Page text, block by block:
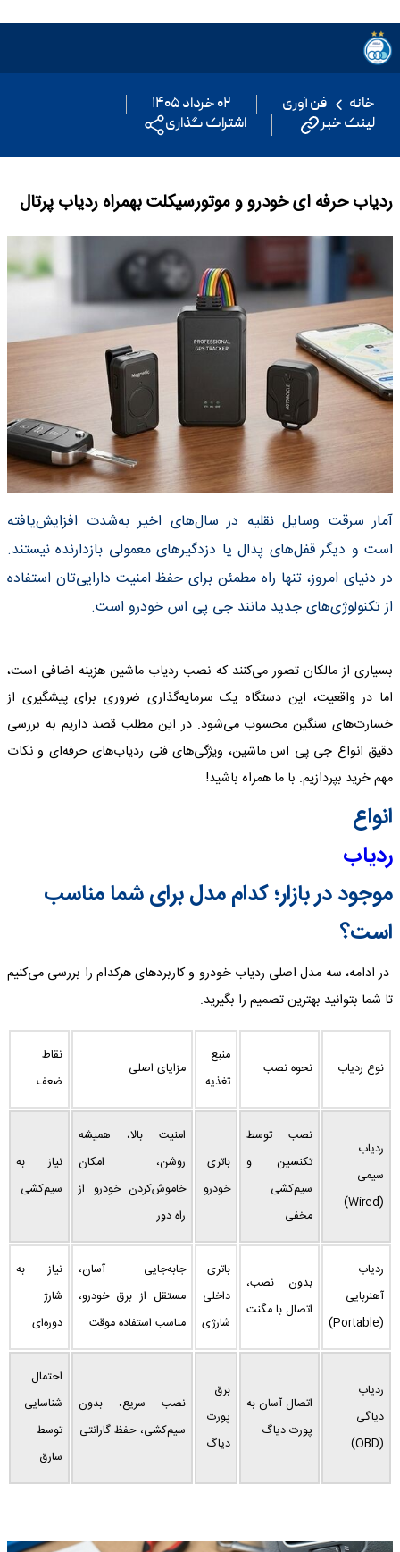
خانه فن آوری
۰۲ خرداد ۱۴۰۵
لینک خبر
اشتراک گذاری
ردیاب حرفه ای خودرو و موتورسیکلت بهمراه ردیاب پرتال
آمار سرقت وسایل نقلیه در سال‌های اخیر به‌شدت افزایش‌یافته
است و دیگر قفل‌های پدال یا دزدگیرهای معمولی بازدارنده نیستند.
در دنیای امروز، تنها راه مطمئن برای حفظ امنیت دارایی‌تان استفاده
از تکنولوژی‌های جدید مانند جی پی اس خودرو است.
بسیاری از مالکان تصور می‌کنند که نصب ردیاب ماشین هزینه اضافی است،
اما در واقعیت، این دستگاه یک سرمایه‌گذاری ضروری برای پیشگیری از
خسارت‌های سنگین محسوب می‌شود. در این مطلب قصد داریم به بررسی
دقیق انواع جی پی اس ماشین، ویژگی‌های فنی ردیاب‌های حرفه‌ای و نکات
مهم خرید بپردازیم. با ما همراه باشید!
انواع
ردیاب
موجود در بازار؛ کدام مدل برای شما مناسب
است؟
در ادامه، سه مدل اصلی ردیاب خودرو و کاربردهای هرکدام را بررسی می‌کنیم
تا شما بتوانید بهترین تصمیم را بگیرید.
نوع ردیاب نحوه نصب
منبع
تغذیه
مزایای اصلی
نقاط
ضعف
ردیاب
سیمی
(Wired)
نصب توسط
تکنسین و
سیم‌کشی
مخفی
باتری
خودرو
امنیت بالا، همیشه
روشن، امکان
خاموش‌کردن خودرو از
راه دور
نیاز به
سیم‌کشی
ردیاب
آهنربایی
(Portable)
بدون نصب،
اتصال با مگنت
باتری
داخلی
شارژی
جابه‌جایی آسان،
مستقل از برق خودرو،
مناسب استفاده موقت
نیاز به
شارژ
دوره‌ای
ردیاب
دیاگی
(OBD)
اتصال آسان به
پورت دیاگ
برق
پورت
دیاگ
نصب سریع، بدون
سیم‌کشی، حفظ گارانتی
احتمال
شناسایی
توسط
سارق